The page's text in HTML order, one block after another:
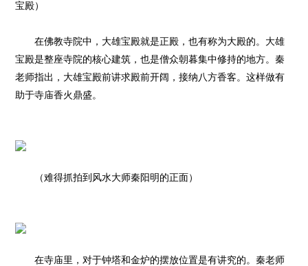
宝殿）
在佛教寺院中，大雄宝殿就是正殿，也有称为大殿的。大雄
宝殿是整座寺院的核心建筑，也是僧众朝暮集中修持的地方。秦
老师指出，大雄宝殿前讲求殿前开阔，接纳八方香客。这样做有
助于寺庙香火鼎盛。
（难得抓拍到 风水大师秦阳明的正面）
在寺庙里，对于钟塔和金炉的摆放位置是有讲究的。秦老师